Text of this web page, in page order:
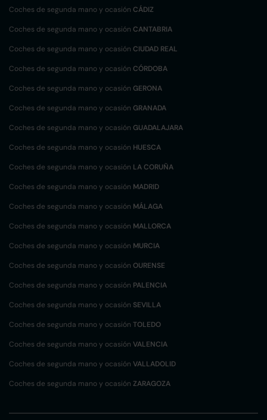
Coches de segunda mano y ocasión CÁDIZ
Coches de segunda mano y ocasión CANTABRIA
Coches de segunda mano y ocasión CIUDAD REAL
Coches de segunda mano y ocasión CÓRDOBA
Coches de segunda mano y ocasión GERONA
Coches de segunda mano y ocasión GRANADA
Coches de segunda mano y ocasión GUADALAJARA
Coches de segunda mano y ocasión HUESCA
Coches de segunda mano y ocasión LA CORUÑA
Coches de segunda mano y ocasión MADRID
Coches de segunda mano y ocasión MÁLAGA
Coches de segunda mano y ocasión MALLORCA
Coches de segunda mano y ocasión MURCIA
Coches de segunda mano y ocasión OURENSE
Coches de segunda mano y ocasión PALENCIA
Coches de segunda mano y ocasión SEVILLA
Coches de segunda mano y ocasión TOLEDO
Coches de segunda mano y ocasión VALENCIA
Coches de segunda mano y ocasión VALLADOLID
Coches de segunda mano y ocasión ZARAGOZA